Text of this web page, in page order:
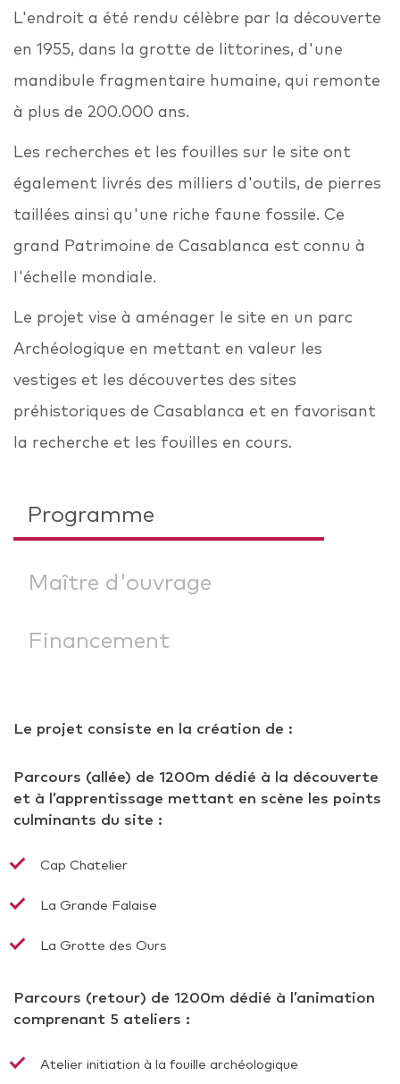
L'endroit a été rendu célèbre par la découverte
en 1955, dans la grotte de littorines, d'une
mandibule fragmentaire humaine, qui remonte
à plus de 200.000 ans.
Les recherches et les fouilles sur le site ont
également livrés des milliers d'outils, de pierres
taillées ainsi qu'une riche faune fossile. Ce
grand Patrimoine de Casablanca est connu à
l'échelle mondiale.
Le projet vise à aménager le site en un parc
Archéologique en mettant en valeur les
vestiges et les découvertes des sites
préhistoriques de Casablanca et en favorisant
la recherche et les fouilles en cours.
Programme
Maître d'ouvrage
Financement
Le projet consiste en la création de :
Parcours (allée) de 1200m dédié à la découverte
et à l’apprentissage mettant en scène les points
culminants du site :
Cap Chatelier
La Grande Falaise
La Grotte des Ours
Parcours (retour) de 1200m dédié à l’animation
comprenant 5 ateliers :
Atelier initiation à la fouille archéologique